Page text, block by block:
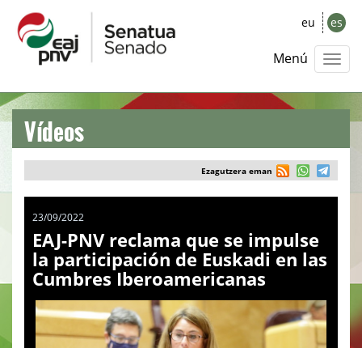
eu es
Menú
Vídeos
Ezagutzera eman
23/09/2022
EAJ-PNV reclama que se impulse
la participación de Euskadi en las
Cumbres Iberoamericanas